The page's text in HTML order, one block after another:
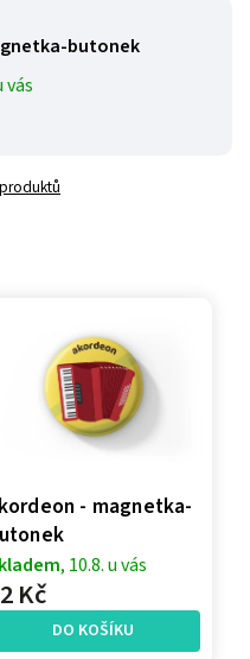
butonek
vás
- magnetka-
, 10.8. u vás
Kč
DO KOŠÍKU